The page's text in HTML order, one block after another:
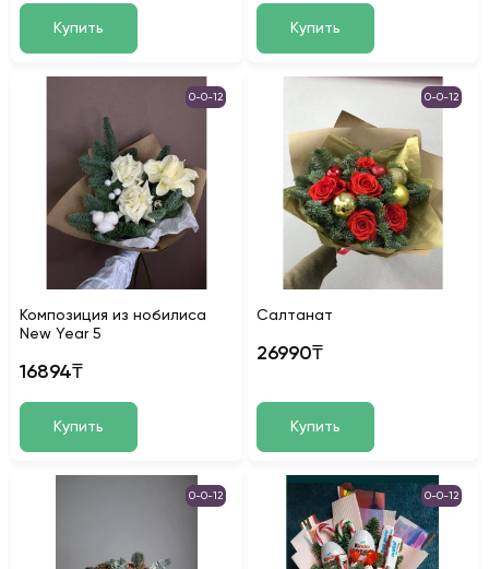
Купить Купить
0-0-12
Композиция из нобилиса
New Year 5
16894₸
Купить
0-0-12
Салтанат
26990₸
Купить
0-0-12 0-0-12